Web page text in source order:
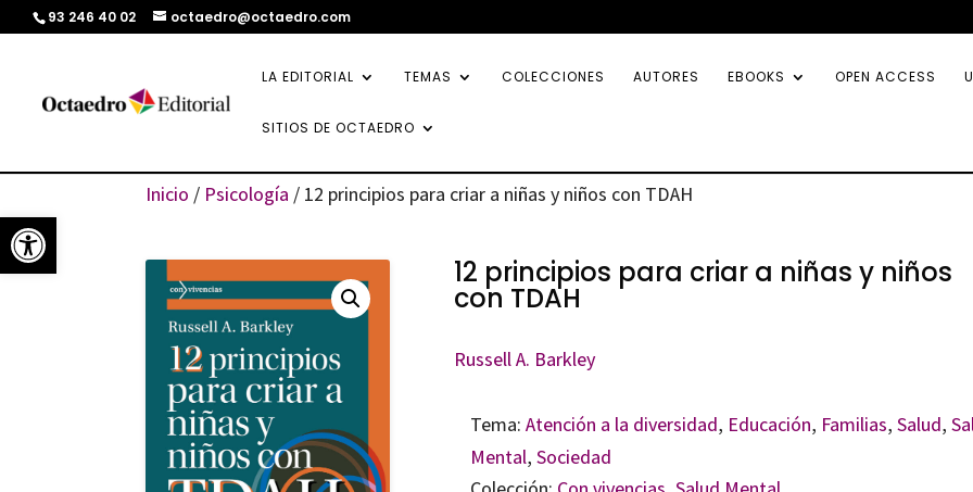
Abrir barra de herramientas
93 246 40 02 octaedro@octaedro.com
LA EDITORIAL TEMAS COLECCIONES AUTORES EBOOKS OPEN ACCESS
SITIOS DE OCTAEDRO
Inicio / Psicología / 12 principios para criar a niñas y niños con TDAH
12 principios para criar a niñas y niños
con TDAH
Russell A. Barkley
Tema: Atención a la diversidad, Educación, Familias, Salud,
Mental, Sociedad